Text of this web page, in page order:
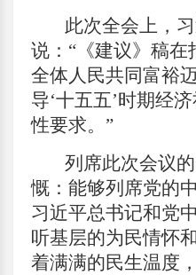
此次全会上，
说：“《建议》稿在
全体人民共同富裕
导‘十五五’时期经
性要求。”
列席此次会议
慨：能够列席党的
习近平总书记和党
听基层的为民情怀
着满满的民生温度